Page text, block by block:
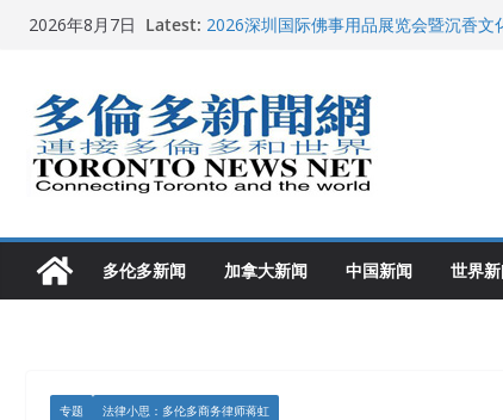
Skip2026年8月7日 Latest: 2026深圳国际佛事用品展览会暨沉香文
2026加拿大青少年儿童绘画比赛颁奖典
龚晓华参加多伦多骄傲大游行 与市民分
多伦多市长选举拉开帷幕 多名华人候选
多伦多新闻 加拿大新闻 中国新闻 世界
专题 法律小思：多伦多商务律师蒋虹